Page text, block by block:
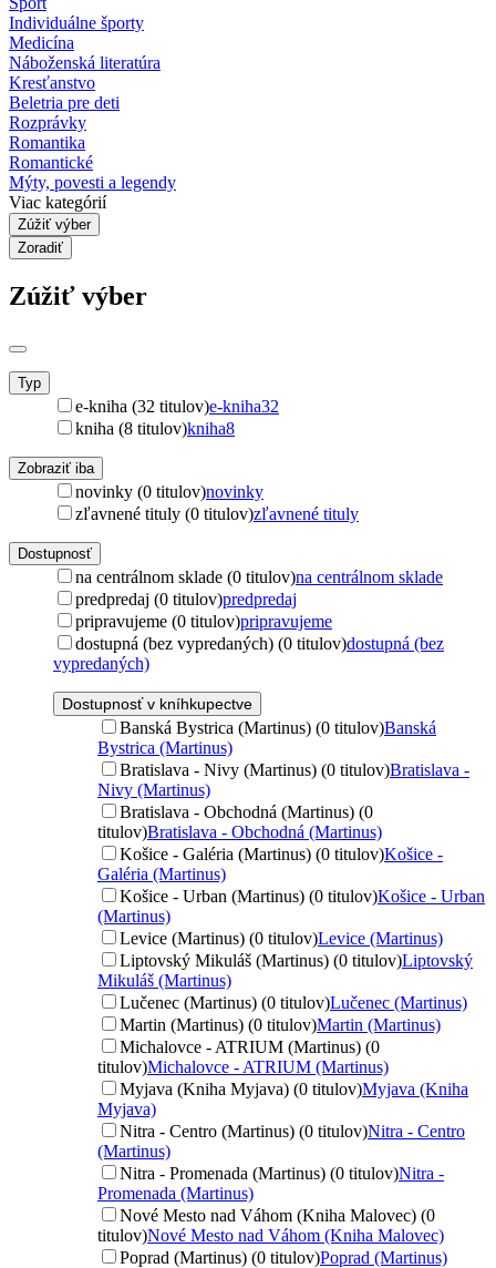
Individuálne športy
Medicína
Náboženská literatúra
Kresťanstvo
Beletria pre deti
Rozprávky
Romantika
Romantické
Mýty, povesti a legendy
Viac kategórií
Zúžiť výber
Zoradiť
Zúžiť výber
Typ
e-kniha (32 titulov)e-kniha32
kniha (8 titulov)kniha8
Zobraziť iba
novinky (0 titulov)novinky
zľavnené tituly (0 titulov)zľavnené tituly
Dostupnosť
na centrálnom sklade (0 titulov)na centrálnom sklade
predpredaj (0 titulov)predpredaj
pripravujeme (0 titulov)pripravujeme
dostupná (bez vypredaných) (0 titulov)dostupná (bez
vypredaných)
Dostupnosť v kníhkupectve
Banská Bystrica (Martinus) (0 titulov)Banská
Bystrica (Martinus)
Bratislava - Nivy (Martinus) (0 titulov)Bratislava -
Nivy (Martinus)
Bratislava - Obchodná (Martinus) (0
titulov)Bratislava - Obchodná (Martinus)
Košice - Galéria (Martinus) (0 titulov)Košice -
Galéria (Martinus)
Košice - Urban (Martinus) (0 titulov)Košice - Urban
(Martinus)
Levice (Martinus) (0 titulov)Levice (Martinus)
Liptovský Mikuláš (Martinus) (0 titulov)Liptovský
Mikuláš (Martinus)
Lučenec (Martinus) (0 titulov)Lučenec (Martinus)
Martin (Martinus) (0 titulov)Martin (Martinus)
Michalovce - ATRIUM (Martinus) (0
titulov)Michalovce - ATRIUM (Martinus)
Myjava (Kniha Myjava) (0 titulov)Myjava (Kniha
Myjava)
Nitra - Centro (Martinus) (0 titulov)Nitra - Centro
(Martinus)
Nitra - Promenada (Martinus) (0 titulov)Nitra -
Promenada (Martinus)
Nové Mesto nad Váhom (Kniha Malovec) (0
titulov)Nové Mesto nad Váhom (Kniha Malovec)
Poprad (Martinus) (0 titulov)Poprad (Martinus)